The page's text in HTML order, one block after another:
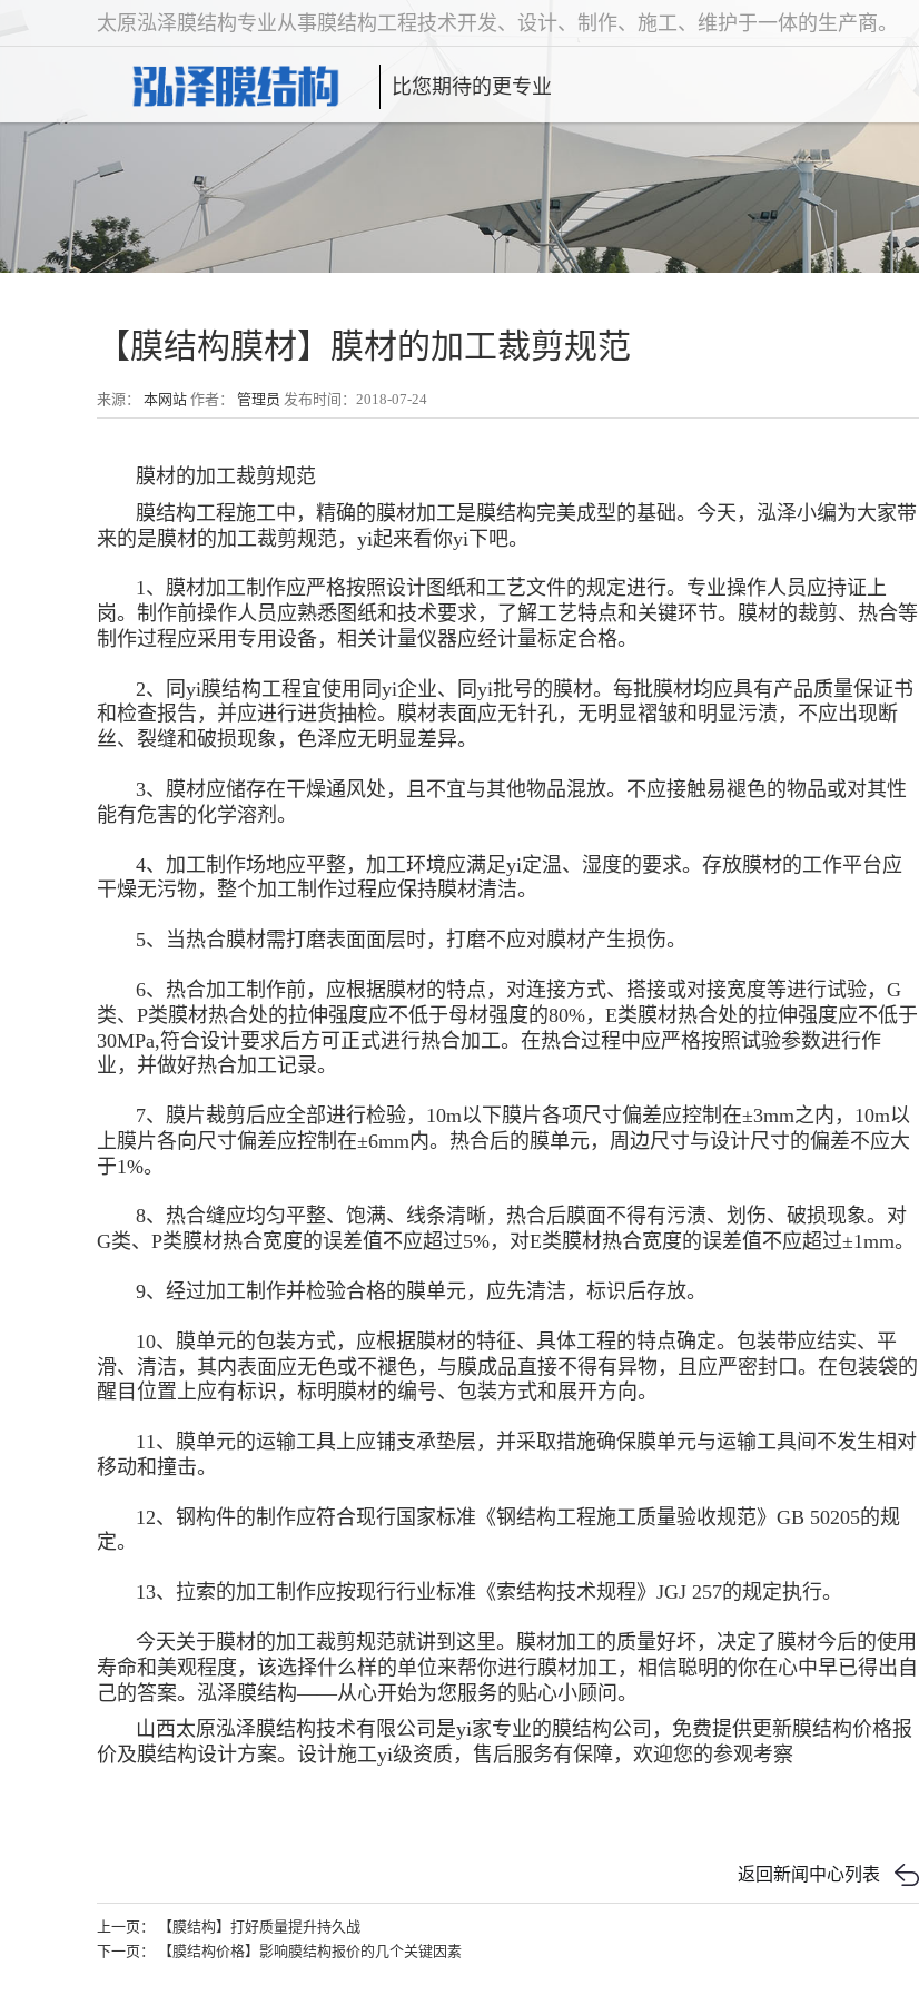
太原泓泽膜结构专业从事膜结构工程技术开发、设计、制作、施工、维护于一体的生产商。
比您期待的更专业
【膜结构膜材】膜材的加工裁剪规范
来源： 本网站 作者： 管理员 发布时间：2018-07-24
膜材的加工裁剪规范
膜结构工程施工中，精确的膜材加工是膜结构完美成型的基础。今天，泓泽小编为大家带
来的是膜材的加工裁剪规范，yi起来看你yi下吧。
1、膜材加工制作应严格按照设计图纸和工艺文件的规定进行。专业操作人员应持证上
岗。制作前操作人员应熟悉图纸和技术要求，了解工艺特点和关键环节。膜材的裁剪、热合等
制作过程应采用专用设备，相关计量仪器应经计量标定合格。
2、同yi膜结构工程宜使用同yi企业、同yi批号的膜材。每批膜材均应具有产品质量保证书
和检查报告，并应进行进货抽检。膜材表面应无针孔，无明显褶皱和明显污渍，不应出现断
丝、裂缝和破损现象，色泽应无明显差异。
3、膜材应储存在干燥通风处，且不宜与其他物品混放。不应接触易褪色的物品或对其性
能有危害的化学溶剂。
4、加工制作场地应平整，加工环境应满足yi定温、湿度的要求。存放膜材的工作平台应
干燥无污物，整个加工制作过程应保持膜材清洁。
5、当热合膜材需打磨表面面层时，打磨不应对膜材产生损伤。
6、热合加工制作前，应根据膜材的特点，对连接方式、搭接或对接宽度等进行试验，G
类、P类膜材热合处的拉伸强度应不低于母材强度的80%，E类膜材热合处的拉伸强度应不低于
30MPa,符合设计要求后方可正式进行热合加工。在热合过程中应严格按照试验参数进行作
业，并做好热合加工记录。
7、膜片裁剪后应全部进行检验，10m以下膜片各项尺寸偏差应控制在±3mm之内，10m以
上膜片各向尺寸偏差应控制在±6mm内。热合后的膜单元，周边尺寸与设计尺寸的偏差不应大
于1%。
8、热合缝应均匀平整、饱满、线条清晰，热合后膜面不得有污渍、划伤、破损现象。对
G类、P类膜材热合宽度的误差值不应超过5%，对E类膜材热合宽度的误差值不应超过±1mm。
9、经过加工制作并检验合格的膜单元，应先清洁，标识后存放。
10、膜单元的包装方式，应根据膜材的特征、具体工程的特点确定。包装带应结实、平
滑、清洁，其内表面应无色或不褪色，与膜成品直接不得有异物，且应严密封口。在包装袋的
醒目位置上应有标识，标明膜材的编号、包装方式和展开方向。
11、膜单元的运输工具上应铺支承垫层，并采取措施确保膜单元与运输工具间不发生相对
移动和撞击。
12、钢构件的制作应符合现行国家标准《钢结构工程施工质量验收规范》GB 50205的规
定。
13、拉索的加工制作应按现行行业标准《索结构技术规程》JGJ 257的规定执行。
今天关于膜材的加工裁剪规范就讲到这里。膜材加工的质量好坏，决定了膜材今后的使用
寿命和美观程度，该选择什么样的单位来帮你进行膜材加工，相信聪明的你在心中早已得出自
己的答案。泓泽膜结构——从心开始为您服务的贴心小顾问。
山西太原泓泽膜结构技术有限公司是yi家专业的膜结构公司，免费提供更新膜结构价格报
价及膜结构设计方案。设计施工yi级资质，售后服务有保障，欢迎您的参观考察
返回新闻中心列表
上一页： 【膜结构】打好质量提升持久战
下一页： 【膜结构价格】影响膜结构报价的几个关键因素